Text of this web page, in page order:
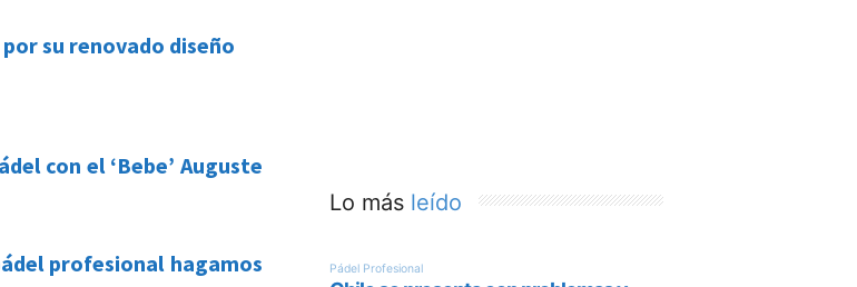
su renovado diseño
con el ‘Bebe’ Auguste
profesional hagamos
Lo más leído